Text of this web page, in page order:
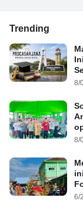
Trending
8/
8/
6/